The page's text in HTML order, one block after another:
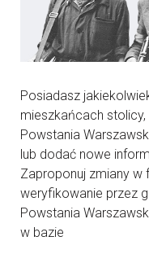
Posiadasz
mieszkańcach stolicy,
Powstania
lub dodać nowe
Zaproponuj zmiany w
weryfikowanie przez
Powstania
w bazie